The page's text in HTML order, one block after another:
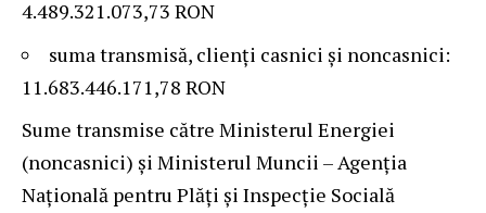
4.489.321.073,73 RON
suma transmisă, clienți casnici și noncasnici:
11.683.446.171,78 RON
Sume transmise către Ministerul Energiei
(noncasnici) și Ministerul Muncii – Agenția
Națională pentru Plăți și Inspecție Socială